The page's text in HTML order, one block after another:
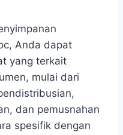
Anda dapat
yang terkait
mulai dari
dan pemusnahan
spesifik dengan